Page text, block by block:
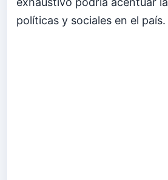
políticas y sociales en el país.